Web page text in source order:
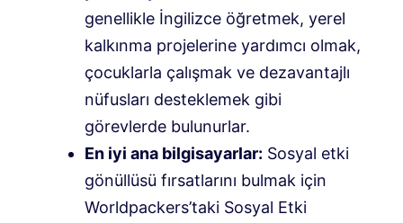
genellikle İngilizce öğretmek, yerel
kalkınma projelerine yardımcı olmak,
çocuklarla çalışmak ve dezavantajlı
nüfusları desteklemek gibi
görevlerde bulunurlar.
En iyi ana bilgisayarlar: Sosyal etki
gönüllüsü fırsatlarını bulmak için
Worldpackers’taki Sosyal Etki